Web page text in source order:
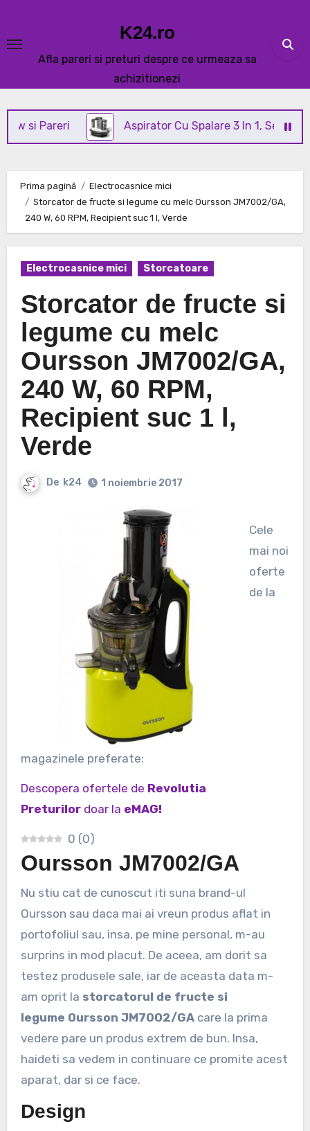
content
K24.ro
Afla pareri si preturi despre ce urmeaza sa
achizitionezi
Aspirator Cu Spalare 3 In 1, SeveShop® C3
Prima pagină
Electrocasnice mici
Storcator de fructe si legume cu melc Oursson JM7002/GA,
240 W, 60 RPM, Recipient suc 1 l, Verde
Electrocasnice mici Storcatoare
Storcator de fructe si
legume cu melc
Oursson JM7002/GA,
240 W, 60 RPM,
Recipient suc 1 l,
Verde
De k24 1 noiembrie 2017
Cele
mai noi
oferte
de la
magazinele preferate:
Descopera ofertele de Revolutia
Preturilor doar la eMAG!
0 (0)
Oursson JM7002/GA
Nu stiu cat de cunoscut iti suna brand-ul
Oursson sau daca mai ai vreun produs aflat in
portofoliul sau, insa, pe mine personal, m-au
surprins in mod placut. De aceea, am dorit sa
testez produsele sale, iar de aceasta data m-
am oprit la storcatorul de fructe si
legume Oursson JM7002/GAcare la prima
vedere pare un produs extrem de bun. Insa,
haideti sa vedem in continuare ce promite acest
aparat, dar si ce face.
Design